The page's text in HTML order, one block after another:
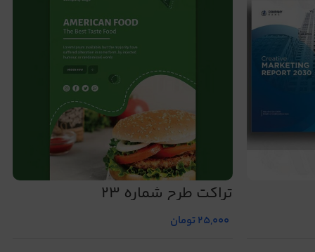
تراکت طرح شماره 23
25,000تومان